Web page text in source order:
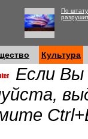
По
Культура
Если Вы